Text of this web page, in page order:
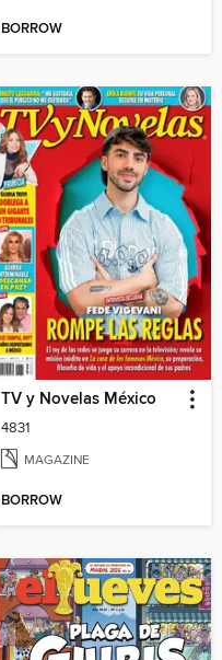
BORROW
TV y Novelas México
4831
MAGAZINE
BORROW